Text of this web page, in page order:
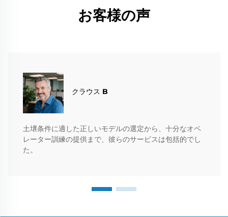
お客様の声
クラウス B
土壌条件に適した正しいモデルの選定から、十分なオペ
レーター訓練の提供まで、彼らのサービスは包括的でし
た。